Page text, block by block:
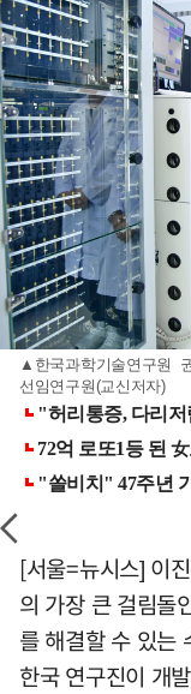
▲한국과학기술연구원
선임연구원(교신저자)
[서울=뉴시스] 이
의 가장 큰 걸림돌
를 해결할 수 있는
한국 연구진이 개